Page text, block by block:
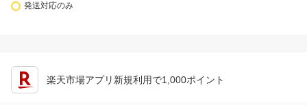
発送対応のみ
楽天市場アプリ新規利用で1,000ポイント